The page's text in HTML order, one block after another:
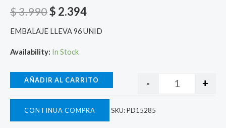
$3.990$ 2.394
EMBALAJE LLEVA 96 UNID
Availability: In Stock
- +
AÑADIR AL CARRITO
CONTINUA COMPRA SKU:PD15285